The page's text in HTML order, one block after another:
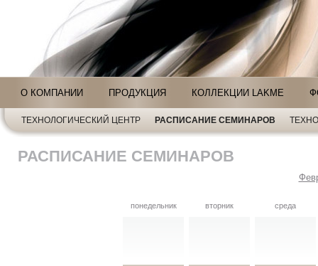
О КОМПАНИИ ПРОДУКЦИЯ КОЛЛЕКЦИИ LAKME
ТЕХНОЛОГИЧЕСКИЙ ЦЕНТР РАСПИСАНИЕ СЕМИНАРОВ
РАСПИСАНИЕ СЕМИНАРОВ
понедельник вторник среда